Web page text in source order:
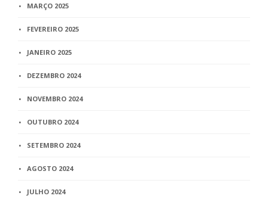
MARÇO 2025
FEVEREIRO 2025
JANEIRO 2025
DEZEMBRO 2024
NOVEMBRO 2024
OUTUBRO 2024
SETEMBRO 2024
AGOSTO 2024
JULHO 2024